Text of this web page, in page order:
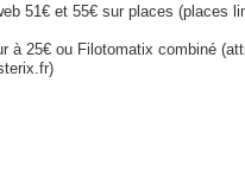
51€ et 55€ sur places (places
à 25€ ou Filotomatix combiné